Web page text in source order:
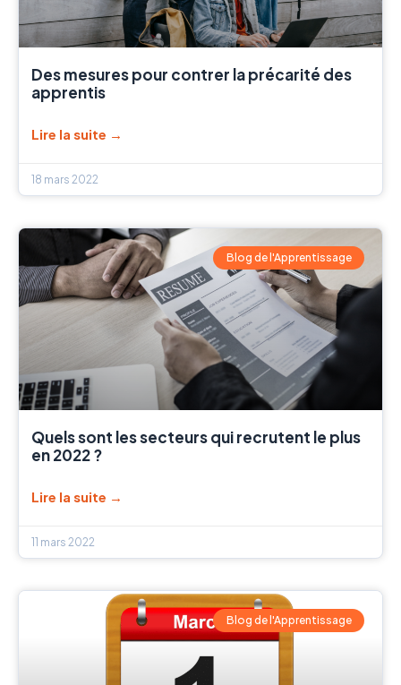
Des mesures pour contrer la précarité des
apprentis
Lire la suite →
18 mars 2022
Blog de l'Apprentissage
Quels sont les secteurs qui recrutent le plus
en 2022 ?
Lire la suite →
11 mars 2022
Blog de l'Apprentissage